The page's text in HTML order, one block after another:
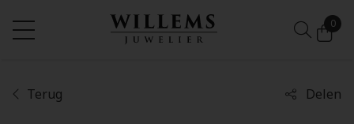
0
Terug Delen